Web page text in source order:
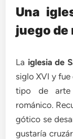
Una
juego de
La iglesia de
siglo XVI y
tipo de arte
románico.
gótico se
gustaría